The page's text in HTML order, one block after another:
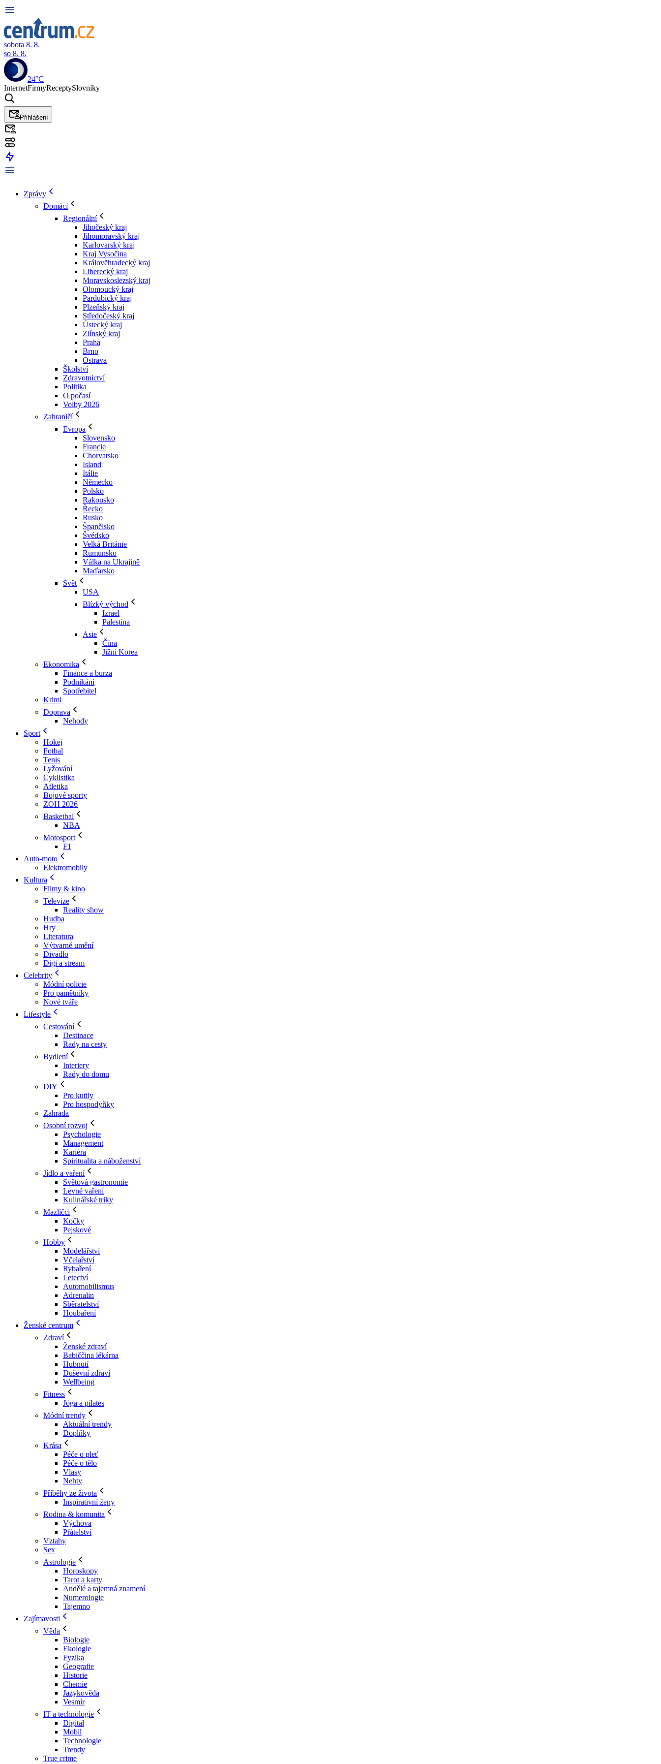
sobota 8. 8.
so 8. 8.
24°C
InternetFirmyReceptySlovníky
Přihlášení
Zprávy
Domácí
Regionální
Jihočeský kraj
Jihomoravský kraj
Karlovarský kraj
Kraj Vysočina
Králověhradecký kraj
Liberecký kraj
Moravskoslezský kraj
Olomoucký kraj
Pardubický kraj
Plzeňský kraj
Středočeský kraj
Ústecký kraj
Zlínský kraj
Praha
Brno
Ostrava
Školství
Zdravotnictví
Politika
O počasí
Volby 2026
Zahraničí
Evropa
Slovensko
Francie
Chorvatsko
Island
Itálie
Německo
Polsko
Rakousko
Řecko
Rusko
Španělsko
Švédsko
Velká Británie
Rumunsko
Válka na Ukrajině
Maďarsko
Svět
USA
Blízký východ
Izrael
Palestina
Asie
Čína
Jižní Korea
Ekonomika
Finance a burza
Podnikání
Spotřebitel
Krimi
Doprava
Nehody
Sport
Hokej
Fotbal
Tenis
Lyžování
Cyklistika
Atletika
Bojové sporty
ZOH 2026
Basketbal
NBA
Motosport
F1
Auto-moto
Elektromobily
Kultura
Filmy & kino
Televize
Reality show
Hudba
Hry
Literatura
Výtvarné umění
Divadlo
Digi a stream
Celebrity
Módní policie
Pro pamětníky
Nové tváře
Lifestyle
Cestování
Destinace
Rady na cesty
Bydlení
Interiery
Rady do domu
DIY
Pro kutily
Pro hospodyňky
Zahrada
Osobní rozvoj
Psychologie
Management
Kariéra
Spiritualita a náboženství
Jídlo a vaření
Světová gastronomie
Levné vaření
Kulinářské triky
Mazlíčci
Kočky
Pejskové
Hobby
Modelářství
Včelařství
Rybaření
Letectví
Automobilismus
Adrenalin
Sběratelství
Houbaření
Ženské centrum
Zdraví
Ženské zdraví
Babiččina lékárna
Hubnutí
Duševní zdraví
Wellbeing
Fitness
Jóga a pilates
Módní trendy
Aktuální trendy
Doplňky
Krása
Péče o pleť
Péče o tělo
Vlasy
Nehty
Příběhy ze života
Inspirativní ženy
Rodina & komunita
Výchova
Přátelství
Vztahy
Sex
Astrologie
Horoskopy
Tarot a karty
Andělé a tajemná znamení
Numerologie
Tajemno
Zajímavosti
Věda
Biologie
Ekologie
Fyzika
Geografie
Historie
Chemie
Jazykověda
Vesmír
IT a technologie
Digital
Mobil
Technologie
Trendy
True crime